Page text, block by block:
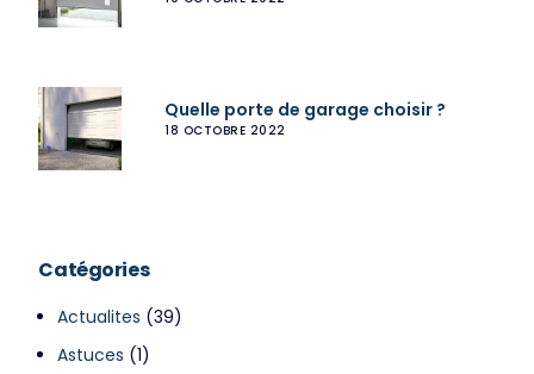
Quelle porte de garage choisir ?
18 OCTOBRE 2022
Catégories
Actualites (39)
Astuces (1)